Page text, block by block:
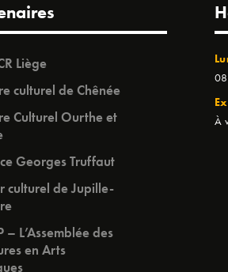
Liège
culturel de Chênée
Culturel Ourthe et
Georges Truffaut
culturel de Jupille-
– L’Assemblée des
en Arts
À